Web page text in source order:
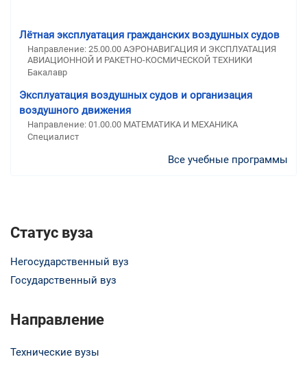
Лётная эксплуатация гражданских воздушных судов
Направление: 25.00.00 АЭРОНАВИГАЦИЯ И ЭКСПЛУАТАЦИЯ
АВИАЦИОННОЙ И РАКЕТНО-КОСМИЧЕСКОЙ ТЕХНИКИ
Бакалавр
Эксплуатация воздушных судов и организация
воздушного движения
Направление: 01.00.00 МАТЕМАТИКА И МЕХАНИКА
Специалист
Все учебные программы
Статус вуза
Негосударственный вуз
Государственный вуз
Направление
Технические вузы